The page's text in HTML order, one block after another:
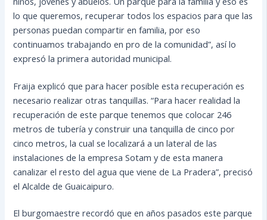
lo que queremos, recuperar todos los espacios para que las
personas puedan compartir en familia, por eso
continuamos trabajando en pro de la comunidad”, así lo
expresó la primera autoridad municipal.
Fraija explicó que para hacer posible esta recuperación es
necesario realizar otras tanquillas. “Para hacer realidad la
recuperación de este parque tenemos que colocar 246
metros de tubería y construir una tanquilla de cinco por
cinco metros, la cual se localizará a un lateral de las
instalaciones de la empresa Sotam y de esta manera
canalizar el resto del agua que viene de La Pradera”, precisó
el Alcalde de Guaicaipuro.
El burgomaestre recordó que en años pasados este parque